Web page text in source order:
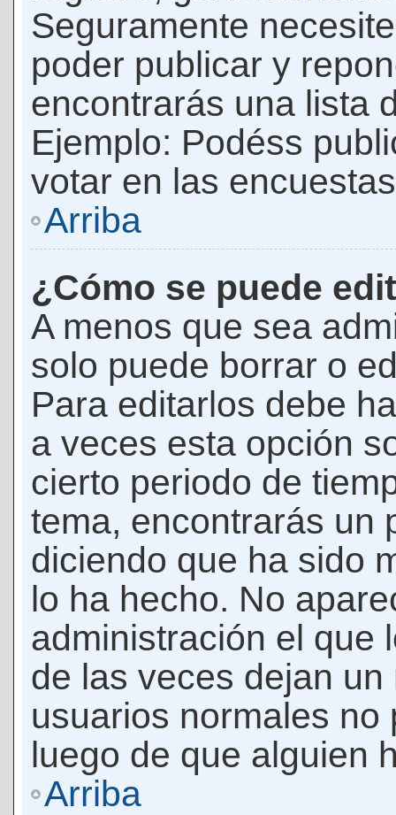
Seguramente
poder publicar y
encontrarás una lista
Ejemplo: Podéss
votar en las
Arriba
¿Cómo se puede
A menos que sea
solo puede borrar o
Para editarlos debe
a veces esta opción
cierto periodo de
tema, encontrarás un
diciendo que ha sido
lo ha hecho. No
administración el que
de las veces dejan
usuarios normales
luego de que alguien
Arriba